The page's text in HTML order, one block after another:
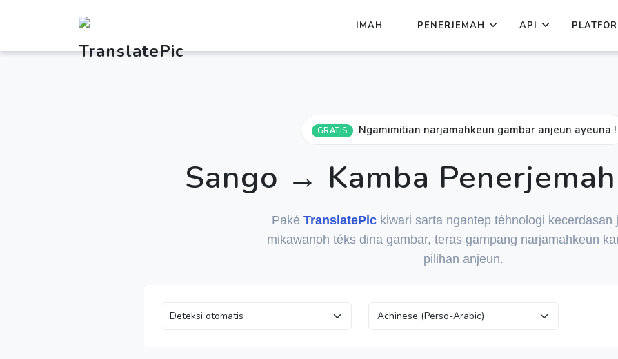
IMAH PENERJEMAH API
GRATIS Ngamimitian narjamahkeun gambar anjeun ayeuna !
Sango → Kamba
Paké TranslatePickiwari sarta ngantep téhnologi kecerdasan
mikawanoh téks dina gambar, teras gampang narjamahkeun
pilihan anjeun.